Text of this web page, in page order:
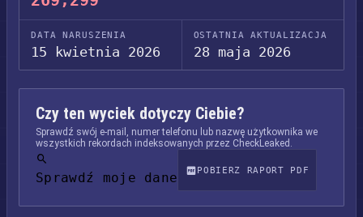
DATA NARUSZENIA
15 kwietnia 2026
OSTATNIA AKTUALIZACJA
28 maja 2026
Czy ten wyciek dotyczy Ciebie?
Sprawdź swój e-mail, numer telefonu lub nazwę użytkownika we
wszystkich rekordach indeksowanych przez CheckLeaked.
Sprawdź moje dane POBIERZ RAPORT PDF